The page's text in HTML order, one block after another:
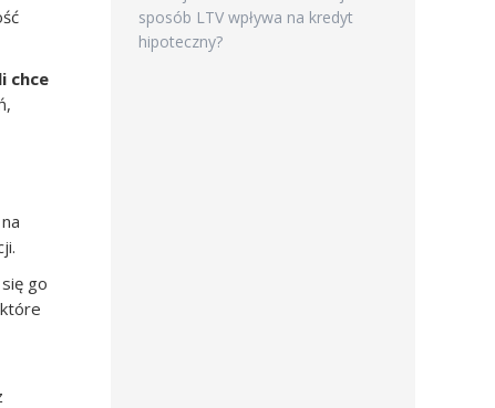
chce
go
sposób LTV wpływa na kredyt
hipoteczny?